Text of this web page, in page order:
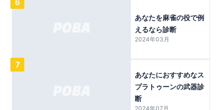
あなたを麻雀の役で例
えるなら診断
2024年03月
7
あなたにおすすめなス
プラトゥーンの武器診
断
2024年07月